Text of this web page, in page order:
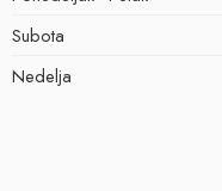
Subota
Nedelja